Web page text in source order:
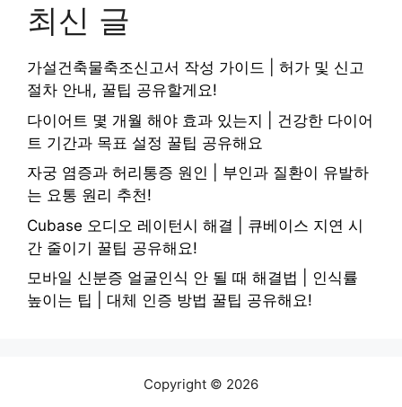
최신 글
가설건축물축조신고서 작성 가이드 | 허가 및 신고
절차 안내, 꿀팁 공유할게요!
다이어트 몇 개월 해야 효과 있는지 | 건강한 다이어
트 기간과 목표 설정 꿀팁 공유해요
자궁 염증과 허리통증 원인 | 부인과 질환이 유발하
는 요통 원리 추천!
Cubase 오디오 레이턴시 해결 | 큐베이스 지연 시
간 줄이기 꿀팁 공유해요!
모바일 신분증 얼굴인식 안 될 때 해결법 | 인식률
높이는 팁 | 대체 인증 방법 꿀팁 공유해요!
Copyright © 2026